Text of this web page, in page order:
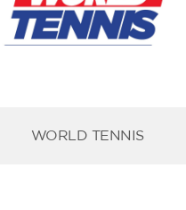
WORLD TENNIS